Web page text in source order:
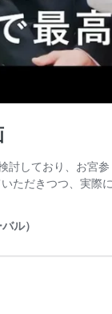
討しており、お宮
ただきつつ、実
ル）